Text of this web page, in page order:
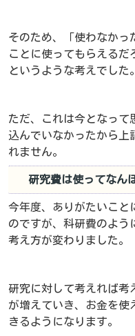
そのため、「使わなかっ
ことに使ってもらえるだ
というような考えでした。
ただ、これは今となって
込んでいなかったから上
れません。
研究費は使ってなん
今年度、ありがたいこと
のですが、科研費のよう
考え方が変わりました。
研究に対して考えれば考
が増えていき、お金を使
きるようになります。